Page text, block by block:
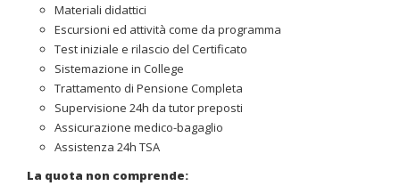
Materiali didattici
Escursioni ed attività come da programma
Test iniziale e rilascio del Certificato
Sistemazione in College
Trattamento di Pensione Completa
Supervisione 24h da tutor preposti
Assicurazione medico-bagaglio
Assistenza 24h TSA
La quota non comprende: